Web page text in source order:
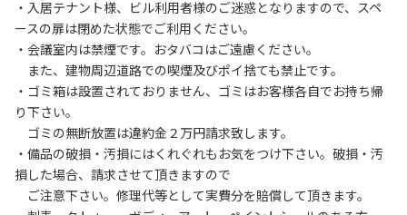
・入居テナント様、ビル利用者様のご迷惑となりますので、スペ
ースの扉は閉めた状態でご利用ください。
・会議室内は禁煙です。おタバコはご遠慮ください。
また、建物周辺道路での喫煙及びポイ捨ても禁止です。
・ゴミ箱は設置されておりません、ゴミはお客様各自でお持ち帰
り下さい。
ゴミの無断放置は違約金２万円請求致します。
・備品の破損・汚損にはくれぐれもお気をつけ下さい。破損・汚
損した場合、請求させて頂きますので
ご注意下さい。修理代等として実費分を賠償して頂きます。